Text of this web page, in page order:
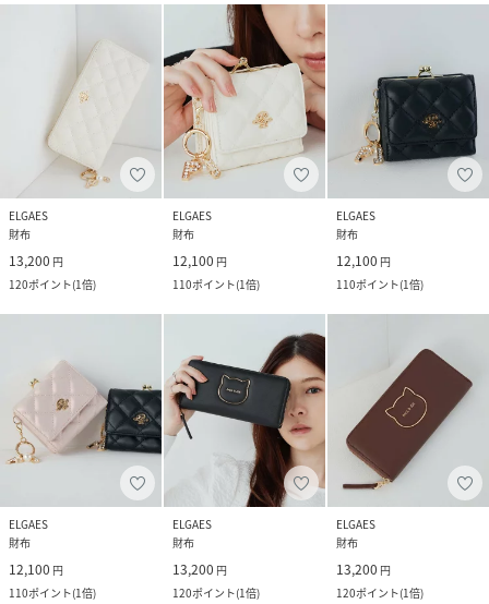
ELGAES
財布
13,200 円
120ポイント(1倍)
ELGAES
財布
12,100 円
110ポイント(1倍)
ELGAES
財布
12,100 円
110ポイント(1倍)
ELGAES
財布
12,100 円
110ポイント(1倍)
ELGAES
財布
13,200 円
120ポイント(1倍)
ELGAES
財布
13,200 円
120ポイント(1倍)